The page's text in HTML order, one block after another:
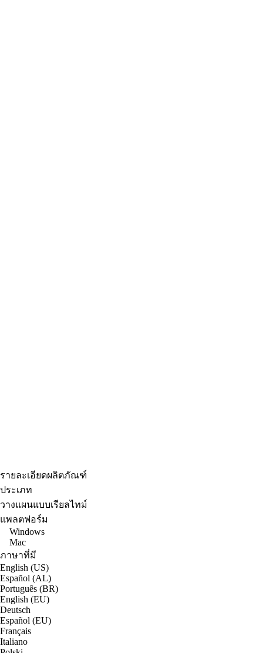
รายละเอียดผลิตภัณฑ์
ประเภท
วางแผนแบบเรียลไทม์
แพลตฟอร์ม
Windows
Mac
ภาษาที่มี
English (US)
Español (AL)
Português (BR)
English (EU)
Deutsch
Español (EU)
Français
Italiano